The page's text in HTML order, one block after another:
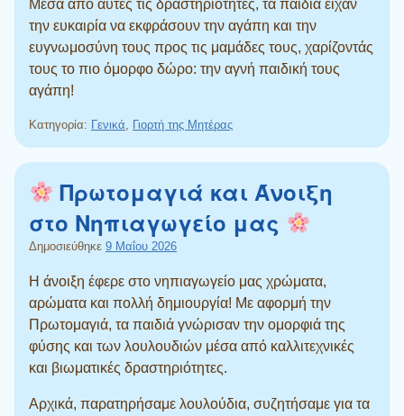
Μέσα από αυτές τις δραστηριότητες, τα παιδιά είχαν
την ευκαιρία να εκφράσουν την αγάπη και την
ευγνωμοσύνη τους προς τις μαμάδες τους, χαρίζοντάς
τους το πιο όμορφο δώρο: την αγνή παιδική τους
αγάπη!
Κατηγορία: Γενικά Γιορτή της Μητέρας
Πρωτομαγιά και Άνοιξη
στο Νηπιαγωγείο μας
Δημοσιεύθηκε 9 Μαΐου 2026
Η άνοιξη έφερε στο νηπιαγωγείο μας χρώματα,
αρώματα και πολλή δημιουργία! Με αφορμή την
Πρωτομαγιά, τα παιδιά γνώρισαν την ομορφιά της
φύσης και των λουλουδιών μέσα από καλλιτεχνικές
και βιωματικές δραστηριότητες.
Αρχικά, παρατηρήσαμε λουλούδια, συζητήσαμε για τα